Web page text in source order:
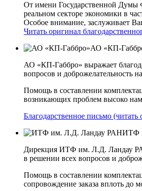
От имени Государственной
реальном секторе экономики в
Особое внимание, заслуживает
Читать оригинал
АО «КП-
АО «КП-Габбро» выражает
вопросов и доброжелательность
Помощь в составлении
возникающих проблем высоко
Благодарственное письмо (читать
ИТФ
Дирекция ИТФ им. Л.Д. Ландау
в решении всех вопросов и
Помощь в составлении
сопровождение заказа вплоть до